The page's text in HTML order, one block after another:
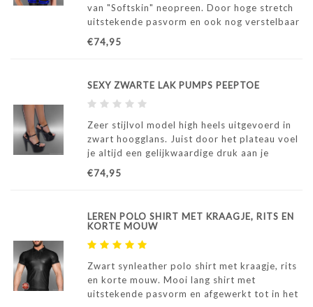
van "Softskin" neopreen. Door hoge stretch
uitstekende pasvorm en ook nog verstelbaar
door drukknoopjes.
€74,95
SEXY ZWARTE LAK PUMPS PEEPTOE
Zeer stijlvol model high heels uitgevoerd in
zwart hoogglans. Juist door het plateau voel
je altijd een gelijkwaardige druk aan je
voeten, ongeacht de ondergrond waarop je
loopt.
€74,95
LEREN POLO SHIRT MET KRAAGJE, RITS EN
KORTE MOUW
Zwart synleather polo shirt met kraagje, rits
en korte mouw. Mooi lang shirt met
uitstekende pasvorm en afgewerkt tot in het